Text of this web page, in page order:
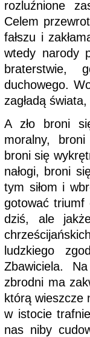
rozluźnione
Celem
fałszu i
wtedy narody
braterstwie,
duchowego.
zagładą
A zło broni
moralny,
broni się
nałogi, broni
tym siłom i
gotować triumf
dziś, ale
ludzkiego
Zbawiciela.
zbrodni ma
którą wieszcze
w istocie
nas niby